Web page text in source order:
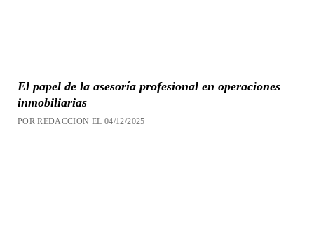
El papel de la asesoría profesional en operaciones
inmobiliarias
POR REDACCION EL 04/12/2025